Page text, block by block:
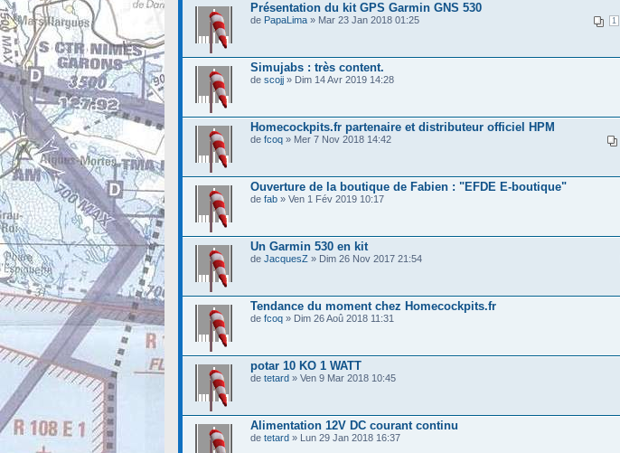
Présentation du kit GPS Garmin GNS 530
1
de PapaLima » Mar 23 Jan 2018 01:25
Simujabs : très content.
de scojj » Dim 14 Avr 2019 14:28
Homecockpits.fr partenaire et distributeur officiel HPM
de fcoq » Mer 7 Nov 2018 14:42
Ouverture de la boutique de Fabien : "EFDE E-boutique"
de fab » Ven 1 Fév 2019 10:17
Un Garmin 530 en kit
de JacquesZ » Dim 26 Nov 2017 21:54
Tendance du moment chez Homecockpits.fr
de fcoq » Dim 26 Aoû 2018 11:31
potar 10 KO 1 WATT
de tetard » Ven 9 Mar 2018 10:45
Alimentation 12V DC courant continu
de tetard » Lun 29 Jan 2018 16:37